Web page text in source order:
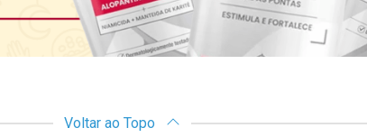
Voltar ao Topo